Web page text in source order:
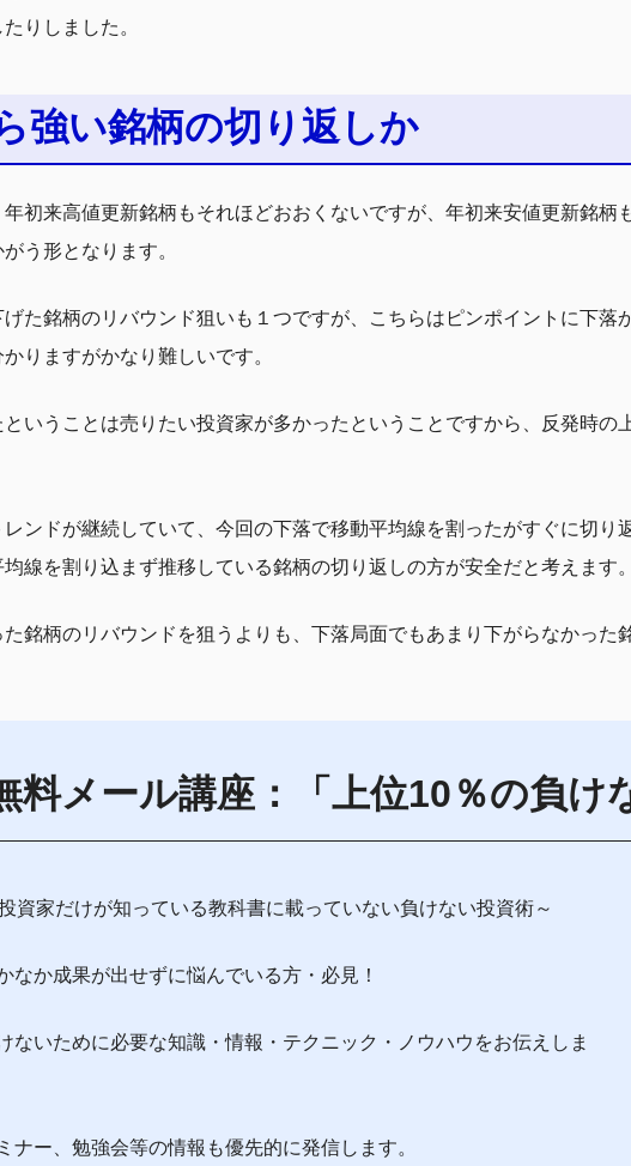
りしました。
強い銘柄の切り返しか
初来高値更新銘柄もそれほどおおくないですが、年初来安値更新銘柄
う形となります。
た銘柄のリバウンド狙いも１つですが、こちらはピンポイントに下落
りますがかなり難しいです。
ということは売りたい投資家が多かったということですから、反発時
レンドが継続していて、今回の下落で移動平均線を割ったがすぐに切
線を割り込まず推移している銘柄の切り返しの方が安全だと考えます
銘柄のリバウンドを狙うよりも、下落局面でもあまり下がらなかった
料メール講座：「上位10％の負け
資家だけが知っている教科書に載っていない負けない投資術～
なか成果が出せずに悩んでいる方・必見！
ないために必要な知識・情報・テクニック・ノウハウをお伝えしま
ナー、勉強会等の情報も優先的に発信します。